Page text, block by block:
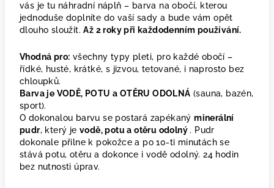
vás je tu náhradní náplň – barva na obočí, kterou
jednoduše doplníte do vaší sady a bude vám opět
dlouho sloužit.Až 2 roky při každodenním používání.
Vhodná pro: všechny typy pleti, pro každé obočí –
řídké, husté, krátké, s jizvou, tetované, i naprosto bez
chloupků.
Barva je VODĚ, POTU a OTĚRU ODOLNÁ (sauna, bazén,
sport).
O dokonalou barvu se postará zapékanýminerální
pudr, který jevodě, potu a otěru odolný . Pudr
dokonale přilne k pokožce a po 10-ti minutách se
stává potu, otěru a dokonce i vodě odolný. 24 hodin
bez nutnosti úprav.